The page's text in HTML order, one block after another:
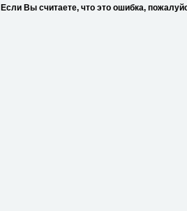
Если Вы считаете, что это ошибка,